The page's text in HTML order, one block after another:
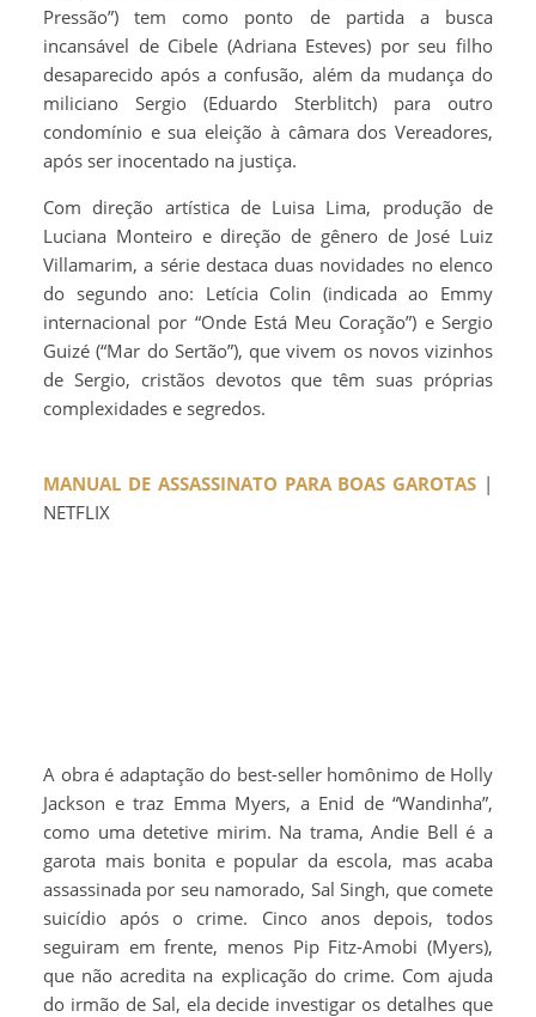
Pressão”) tem como ponto de partida a busca
incansável de Cibele (Adriana Esteves) por seu filho
desaparecido após a confusão, além da mudança do
miliciano Sergio (Eduardo Sterblitch) para outro
condomínio e sua eleição à câmara dos Vereadores,
após ser inocentado na justiça.
Com direção artística de Luisa Lima, produção de
Luciana Monteiro e direção de gênero de José Luiz
Villamarim, a série destaca duas novidades no elenco
do segundo ano: Letícia Colin (indicada ao Emmy
internacional por “Onde Está Meu Coração”) e Sergio
Guizé (“Mar do Sertão”), que vivem os novos vizinhos
de Sergio, cristãos devotos que têm suas próprias
complexidades e segredos.
MANUAL DE ASSASSINATO PARA BOAS GAROTAS |
NETFLIX
A obra é adaptação do best-seller homônimo de Holly
Jackson e traz Emma Myers, a Enid de “Wandinha”,
como uma detetive mirim. Na trama, Andie Bell é a
garota mais bonita e popular da escola, mas acaba
assassinada por seu namorado, Sal Singh, que comete
suicídio após o crime. Cinco anos depois, todos
seguiram em frente, menos Pip Fitz-Amobi (Myers),
que não acredita na explicação do crime. Com ajuda
do irmão de Sal, ela decide investigar os detalhes que